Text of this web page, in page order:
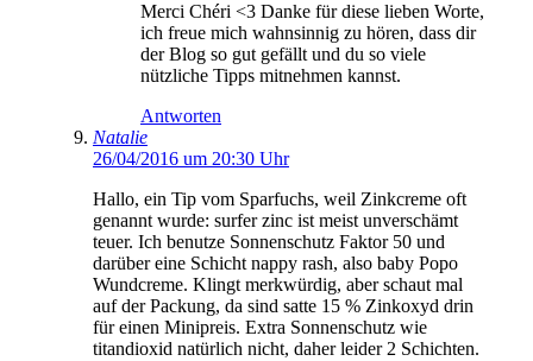
Merci Chéri <3 Danke für diese lieben Worte,
ich freue mich wahnsinnig zu hören, dass dir
der Blog so gut gefällt und du so viele
nützliche Tipps mitnehmen kannst.
Antworten
Natalie
26/04/2016 um 20:30 Uhr
Hallo, ein Tip vom Sparfuchs, weil Zinkcreme oft
genannt wurde: surfer zinc ist meist unverschämt
teuer. Ich benutze Sonnenschutz Faktor 50 und
darüber eine Schicht nappy rash, also baby Popo
Wundcreme. Klingt merkwürdig, aber schaut mal
auf der Packung, da sind satte 15 % Zinkoxyd drin
für einen Minipreis. Extra Sonnenschutz wie
titandioxid natürlich nicht, daher leider 2 Schichten.